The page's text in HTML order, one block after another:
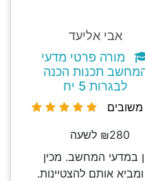
אבי אליעד
מורה פרטי מדעי
תכנות הכנה
לבגרות 5 יח
₪280 לשעה
במדעי המחשב. מכין
אותם להצטיינות.